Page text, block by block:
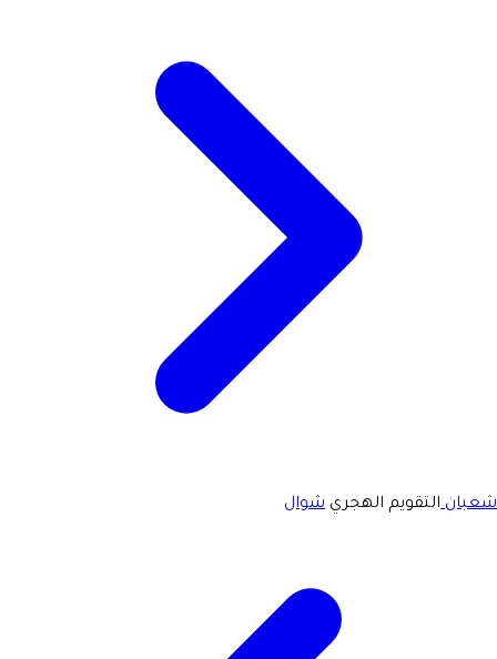
شعبانالتقويم الهجري شوال